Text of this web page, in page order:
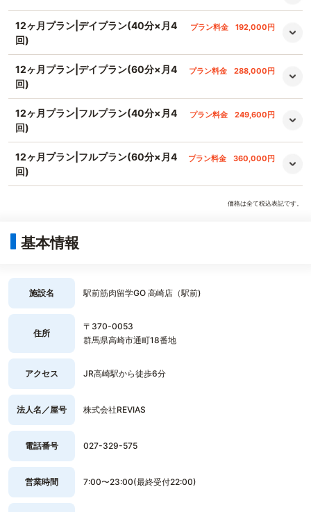
12ヶ月プラン|デイプラン(40分×月4
回)
プラン料金 192,000円
12ヶ月プラン|デイプラン(60分×月4
回)
プラン料金 288,000円
12ヶ月プラン|フルプラン(40分×月4
回)
プラン料金 249,600円
12ヶ月プラン|フルプラン(60分×月4
回)
プラン料金 360,000円
価格は全て税込表記です。
基本情報
施設名 駅前筋肉留学GO 高崎店（駅前)
住所
〒370-0053
群馬県高崎市通町18番地
アクセス JR高崎駅から徒歩6分
法人名／屋号 株式会社REVIAS
電話番号 027-329-575
営業時間 7:00〜23:00(最終受付22:00)